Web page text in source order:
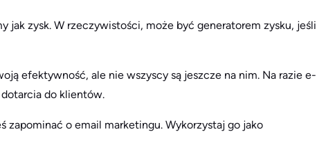
jak zysk. W rzeczywistości, może być generatorem zysku, jeśli
efektywność, ale nie wszyscy są jeszcze na nim. Na razie e-
do klientów.
o email marketingu. Wykorzystaj go jako